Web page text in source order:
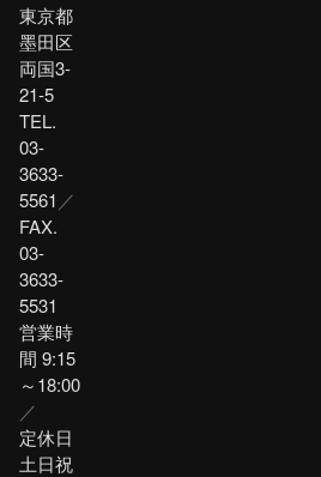
東京都
墨田区
両国3-
21-5
TEL.
03-
3633-
5561 ／
FAX.
03-
3633-
5531
営業時
間 9:15
～18:00
／
定休日
土日祝